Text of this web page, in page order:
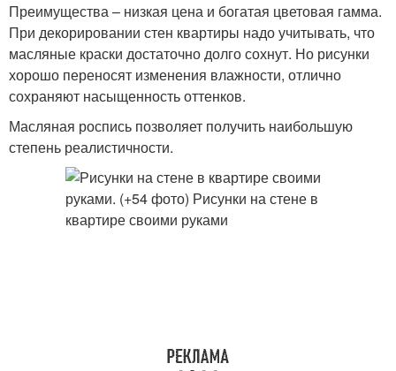
Преимущества – низкая цена и богатая цветовая гамма.
При декорировании стен квартиры надо учитывать, что
масляные краски достаточно долго сохнут. Но рисунки
хорошо переносят изменения влажности, отлично
сохраняют насыщенность оттенков.
Масляная роспись позволяет получить наибольшую
степень реалистичности.